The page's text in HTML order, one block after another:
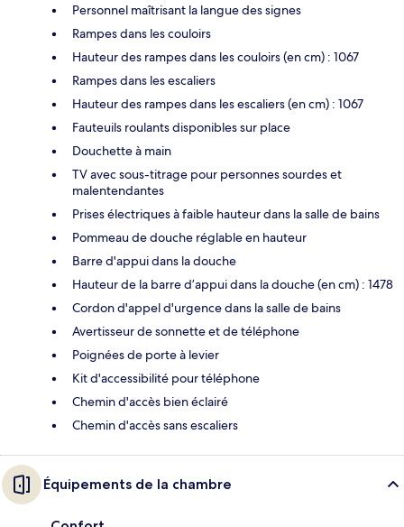
Personnel maîtrisant la langue des signes
Rampes dans les couloirs
Hauteur des rampes dans les couloirs (en cm) : 1067
Rampes dans les escaliers
Hauteur des rampes dans les escaliers (en cm) : 1067
Fauteuils roulants disponibles sur place
Douchette à main
TV avec sous-titrage pour personnes sourdes et
malentendantes
Prises électriques à faible hauteur dans la salle de bains
Pommeau de douche réglable en hauteur
Barre d'appui dans la douche
Hauteur de la barre d’appui dans la douche (en cm) : 1478
Cordon d'appel d'urgence dans la salle de bains
Avertisseur de sonnette et de téléphone
Poignées de porte à levier
Kit d'accessibilité pour téléphone
Chemin d'accès bien éclairé
Chemin d'accès sans escaliers
Équipements de la chambre